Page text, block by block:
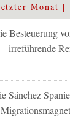
Monat
Besteuerung
irreführende
Sánchez